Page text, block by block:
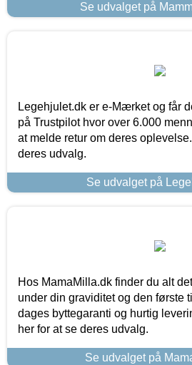
Se udvalget på
Legehjulet.dk er e-Mærket og får
på Trustpilot hvor over 6.000
at melde retur om deres
deres udvalg.
Se udvalget på
Hos MamaMilla.dk finder du alt
under din graviditet og den første
dages byttegaranti og hurtig
her for at se deres udvalg.
Se udvalget på